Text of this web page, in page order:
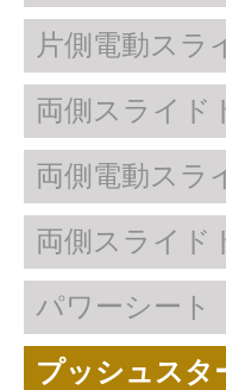
片側電動スラ
両側スライド
両側電動スラ
両側スライド
パワーシート
プッシュスタ